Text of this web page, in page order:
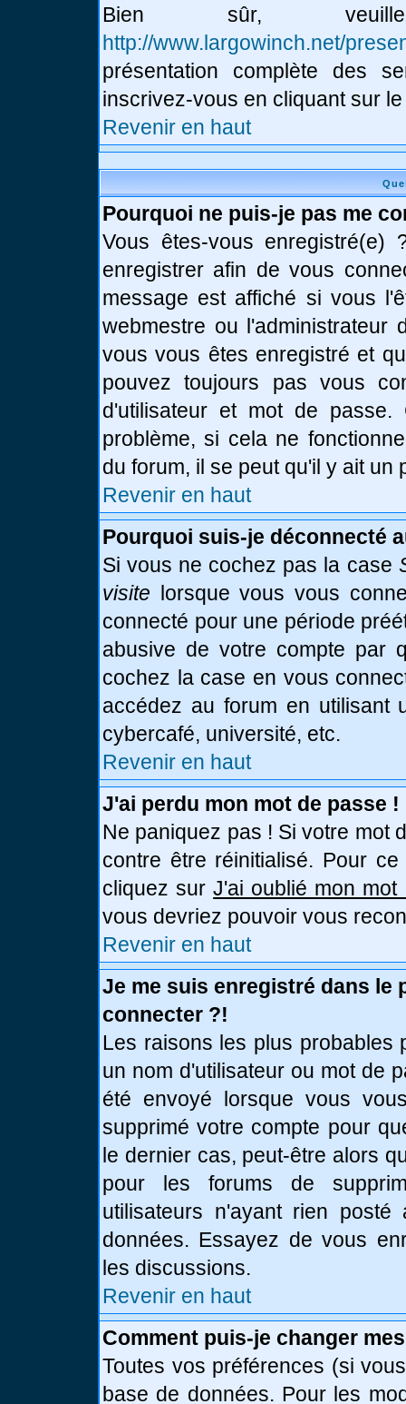
Bien sûr,
http://www.largowinch.net/
présentation complète des
inscrivez-vous en cliquant sur
Revenir en haut
Pourquoi ne puis-je pas me
Vous êtes-vous enregistré(e)
enregistrer afin de vous
message est affiché si vous
webmestre ou l'administrateur
vous vous êtes enregistré et
pouvez toujours pas vous
d'utilisateur et mot de
problème, si cela ne
du forum, il se peut qu'il y ait un
Revenir en haut
Pourquoi suis-je déconnecté
Si vous ne cochez pas la case
visite lorsque vous vous
connecté pour une période
abusive de votre compte par
cochez la case en vous
accédez au forum en utilisant
cybercafé, université, etc.
Revenir en haut
J'ai perdu mon mot de passe !
Ne paniquez pas ! Si votre mot
contre être réinitialisé. Pour
cliquez surJ'ai oublié mon mot
vous devriez pouvoir vous
Revenir en haut
Je me suis enregistré dans le
connecter ?!
Les raisons les plus probables
un nom d'utilisateur ou mot de
été envoyé lorsque vous
supprimé votre compte pour
le dernier cas, peut-être alors
pour les forums de
utilisateurs n'ayant rien
données. Essayez de vous
les discussions.
Revenir en haut
Comment puis-je changer
Toutes vos préférences (si
base de données. Pour les